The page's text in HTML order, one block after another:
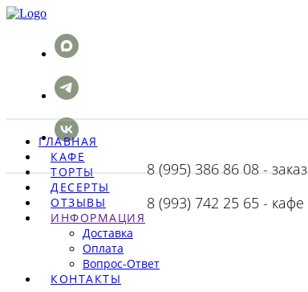
8 (995) 386 86 08 - заказ
8 (993) 742 25 65 - кафе
ГЛАВНАЯ
КАФЕ
ТОРТЫ
ДЕСЕРТЫ
ОТЗЫВЫ
ИНФОРМАЦИЯ
Доставка
Оплата
Вопрос-Ответ
КОНТАКТЫ